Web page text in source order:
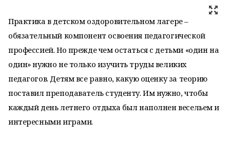
Практика в детском оздоровительном лагере –
обязательный компонент освоения педагогической
профессией. Но прежде чем остаться с детьми «один на
один» нужно не только изучить труды великих
педагогов. Детям все равно, какую оценку за теорию
поставил преподаватель студенту. Им нужно, чтобы
каждый день летнего отдыха был наполнен весельем и
интересными играми.